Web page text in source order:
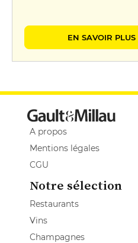
EN SAVOIR PLUS
A propos
Mentions légales
CGU
Notre sélection
Restaurants
Vins
Champagnes